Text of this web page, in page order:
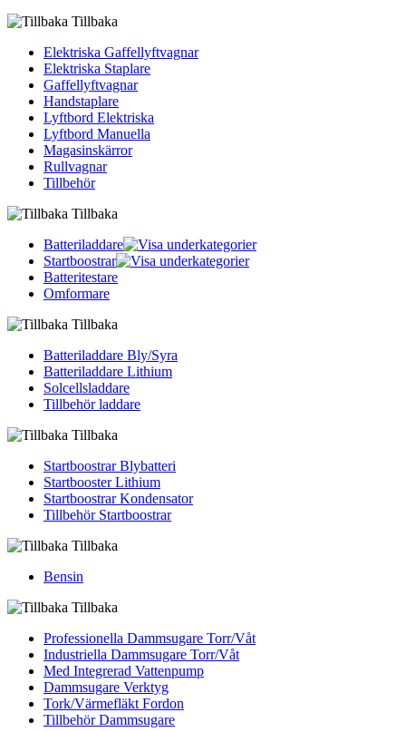
Tillbaka
Elektriska Gaffellyftvagnar
Elektriska Staplare
Gaffellyftvagnar
Handstaplare
Lyftbord Elektriska
Lyftbord Manuella
Magasinskärror
Rullvagnar
Tillbehör
Tillbaka
Batteriladdare
Startboostrar
Batteritestare
Omformare
Tillbaka
Batteriladdare Bly/Syra
Batteriladdare Lithium
Solcellsladdare
Tillbehör laddare
Tillbaka
Startboostrar Blybatteri
Startbooster Lithium
Startboostrar Kondensator
Tillbehör Startboostrar
Tillbaka
Bensin
Tillbaka
Professionella Dammsugare Torr/Våt
Industriella Dammsugare Torr/Våt
Med Integrerad Vattenpump
Dammsugare Verktyg
Tork/Värmefläkt Fordon
Tillbehör Dammsugare